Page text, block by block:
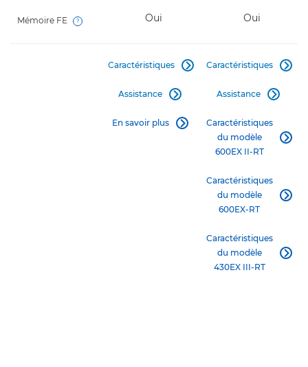
Mémoire FE
Oui Oui
Caractéristiques 
Assistance 
En savoir plus 
Caractéristiques 
Assistance 
Caractéristiques
du modèle
600EX II-RT

Caractéristiques
du modèle
600EX-RT

Caractéristiques
du modèle
430EX III-RT
